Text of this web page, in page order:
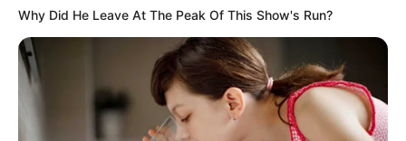
Why Did He Leave At The Peak Of This Show's Run?